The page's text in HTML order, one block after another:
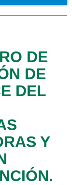
DE
DE
DEL
Y